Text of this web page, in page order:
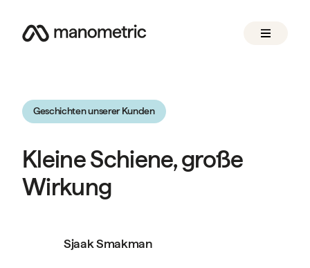
Geschichten unserer Kunden
Kleine Schiene, große
Wirkung
Sjaak Smakman